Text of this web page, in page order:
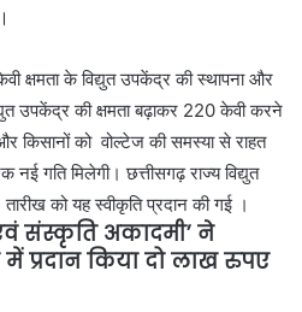
क्षमता के विद्युत उपकेंद्र की स्थापना और
उपकेंद्र की क्षमता बढ़ाकर 220 केवी करने
किसानों को वोल्टेज की समस्या से राहत
नई गति मिलेगी। छत्तीसगढ़ राज्य विद्युत
तारीख को यह स्वीकृति प्रदान की गई ।
संस्कृति अकादमी’ ने
प्रदान किया दो लाख रुपए